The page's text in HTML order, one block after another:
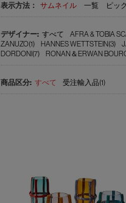
表示方法： サムネイル 一覧 ピッ
すべて AFRA & TOBIA
ZANUZO(1)
HANNES WETTSTEIN(3)
DORDONI(7)
RONAN＆ERWAN
すべて 受注輸入品(1)